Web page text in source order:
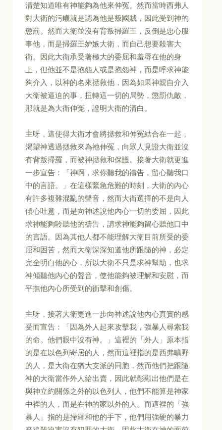
清楚知道唯有神能夠為他來伸冤。然而當時西弗人
對大衛的污衊就是認為他是叛國賊，因此受到神的
懲罰。然而大衛並沒有背叛掃羅王，反倒是忠心服
事他，而是掃羅王妒嫉大衛，而自己想要殺害大
衛。因此大衛承受著極大的委屈和羞辱在他的身
上，但他並不是抱怨人或是抱怨神，而是呼求神能
夠介入，以神的名來拯救他，因為如果神親自介入
大衛被逼迫的事，扭轉這一切的局勢，懲罰仇敵，
那就是為大衛伸冤，證明大衛的清白。
主呀，這使得大衛才會將拯救和伸冤結合在一起，
渴望神透過拯救來為祂伸冤，向眾人見證大衛並沒
有背叛掃羅，而被神拯救和保護。接著大衛就更進
一步宣告：「神啊，求你聽我的禱告，留心聽我口
中的言語。」在這樣緊急危難的時刻，大衛的內心
有許多複雜混亂的聲音，然而大衛選擇的不是向人
傾心吐意，而是向神述說他內心一切的委屈，因此
求神能夠聆聽他的禱告，請求神能夠留心聽他口中
的言語。因為其他人都不能理解大衛目前所受的委
屈和困苦，然而大衛深深知道他所跟隨的神，必定
完全明白他的心，所以大衛不只是求神幫助，也求
神傾聽他內心的聲音，使他能夠被理解和安慰，而
平撫他內心所受到的衝擊和創傷。
主呀，接著大衛更進一步向神述說他內心真實的感
受而宣告：「因為外人起來攻擊我，強暴人尋索我
的命。他們眼中沒有神。」這裡的「外人」原本指
的是在以色列寄居的人，然而這裡指的是西弗曠野
的人，是大衛在猶大支派的同胞，然而他們把跟隨
神的大衛當作外人給出賣，因此就彰顯出他們是在
與神立約關係之外的以色列人，他們不能算是神家
中裡的人，而是在神的家以外的人。而這裡的「強
暴人」指的是掃羅和他的手下，他們用強硬的暴力